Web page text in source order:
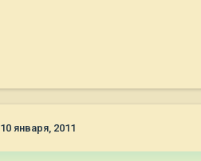
10 января, 2011